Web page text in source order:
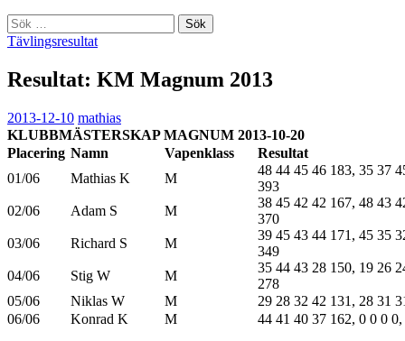
Sök
efter:
Tävlingsresultat
Resultat: KM Magnum 2013
2013-12-10 mathias
KLUBBMÄSTERSKAP MAGNUM 2013-10-20
Placering Namn Vapenklass
Resultat
01/06
Mathias K M
48 44 45 46 183, 35 37
393
02/06
Adam S M
38 45 42 42 167, 48 43
370
03/06
Richard S M
39 45 43 44 171, 45 35
349
04/06
Stig W M
35 44 43 28 150, 19 26
278
05/06
Niklas W M
29 28 32 42 131, 28 31
06/06
Konrad K M 44 41 40 37 162, 0 0 0